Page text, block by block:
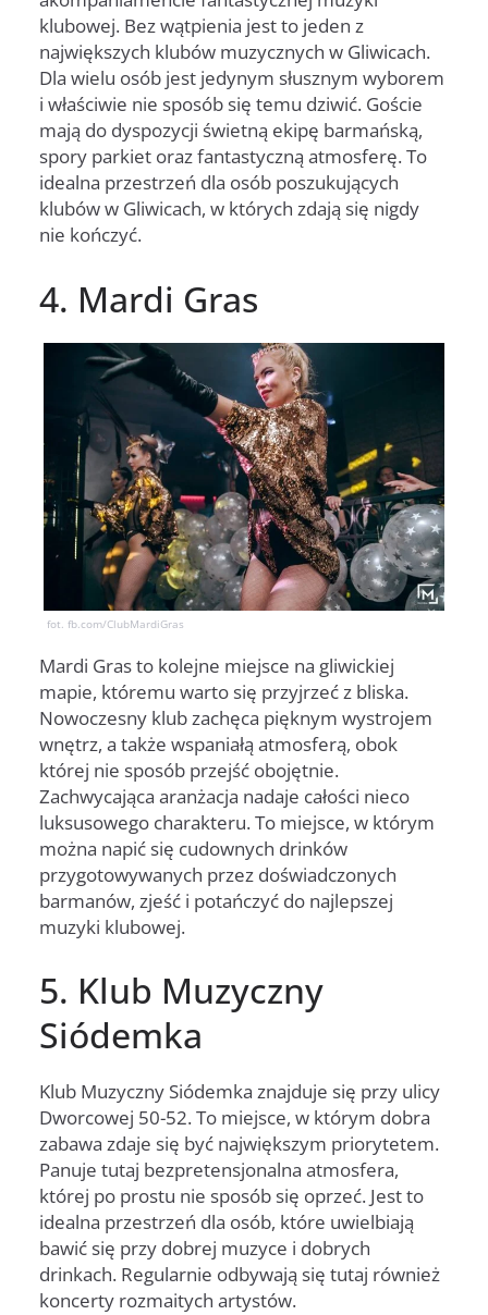
klubowej. Bez wątpienia jest to jeden z
największych klubów muzycznych w Gliwicach.
Dla wielu osób jest jedynym słusznym wyborem
i właściwie nie sposób się temu dziwić. Goście
mają do dyspozycji świetną ekipę barmańską,
spory parkiet oraz fantastyczną atmosferę. To
idealna przestrzeń dla osób poszukujących
klubów w Gliwicach, w których zdają się nigdy
nie kończyć.
4. Mardi Gras
fot. fb.com/ClubMardiGras
Mardi Gras to kolejne miejsce na gliwickiej
mapie, któremu warto się przyjrzeć z bliska.
Nowoczesny klub zachęca pięknym wystrojem
wnętrz, a także wspaniałą atmosferą, obok
której nie sposób przejść obojętnie.
Zachwycająca aranżacja nadaje całości nieco
luksusowego charakteru. To miejsce, w którym
można napić się cudownych drinków
przygotowywanych przez doświadczonych
barmanów, zjeść i potańczyć do najlepszej
muzyki klubowej.
5. Klub Muzyczny
Siódemka
Klub Muzyczny Siódemka znajduje się przy ulicy
Dworcowej 50-52. To miejsce, w którym dobra
zabawa zdaje się być największym priorytetem.
Panuje tutaj bezpretensjonalna atmosfera,
której po prostu nie sposób się oprzeć. Jest to
idealna przestrzeń dla osób, które uwielbiają
bawić się przy dobrej muzyce i dobrych
drinkach. Regularnie odbywają się tutaj również
koncerty rozmaitych artystów.